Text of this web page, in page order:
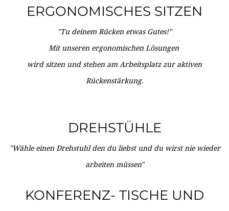
ERGONOMISCHES SITZEN
"Tu deinem Rücken etwas Gutes!"
Mit unseren ergonomischen Lösungen
wird sitzen und stehen am Arbeitsplatz zur aktiven
Rückenstärkung.
DREHSTÜHLE
"Wähle einen Drehstuhl den du liebst und du wirst nie wieder
arbeiten müssen"
KONFERENZ- TISCHE UND